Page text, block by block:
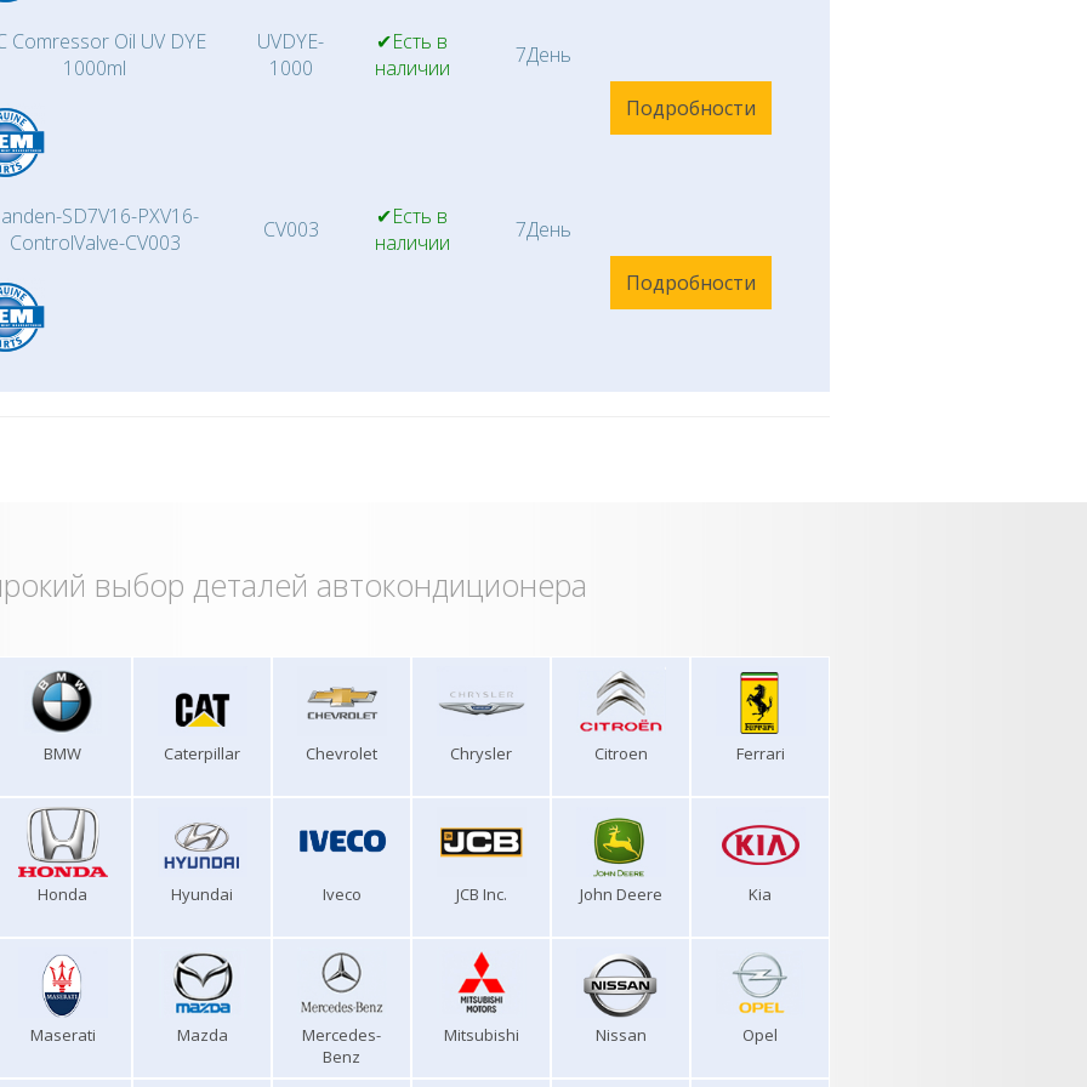
Comressor Oil UV DYE
1000ml
UVDYE-
1000
✔Есть в
наличии
7День
Подробности
SD7V16-PXV16-
ControlValve-CV003
CV003
✔Есть в
наличии
7День
Подробности
выбор деталей автокондиционера
BMW Caterpillar Chevrolet Chrysler Citroen Ferrari
Honda Hyundai Iveco JCB Inc. John Deere Kia
Maserati Mazda
Mercedes-
Benz
Mitsubishi Nissan Opel